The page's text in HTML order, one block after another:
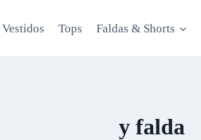
Vestidos Tops Faldas & Shorts
y falda